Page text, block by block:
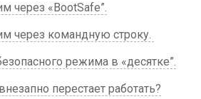
через «BootSafe”.
через командную строку.
режима в «десятке”.
перестает работать?